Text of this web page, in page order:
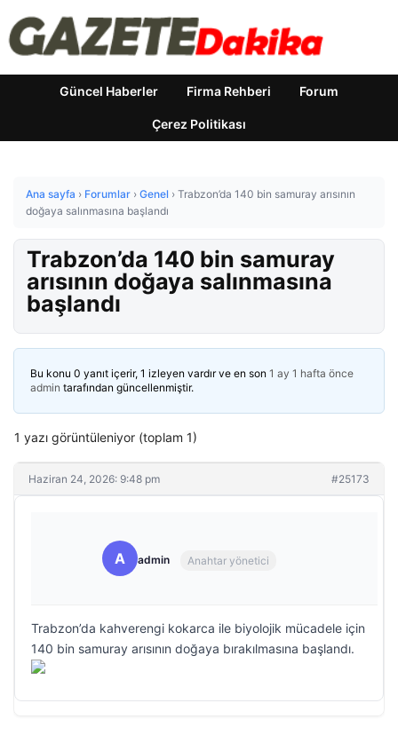
Güncel Haberler Firma Rehberi Forum
Çerez Politikası
Ana sayfa › Forumlar › Genel › Trabzon’da 140 bin samuray arısının
doğaya salınmasına başlandı
Trabzon’da 140 bin samuray
arısının doğaya salınmasına
başlandı
Bu konu 0 yanıt içerir, 1 izleyen vardır ve en son 1 ay 1 hafta önce
admin tarafından güncellenmiştir.
1 yazı görüntüleniyor (toplam 1)
Haziran 24, 2026: 9:48 pm #25173
A admin Anahtar yönetici
Trabzon’da kahverengi kokarca ile biyolojik mücadele için
140 bin samuray arısının doğaya bırakılmasına başlandı.